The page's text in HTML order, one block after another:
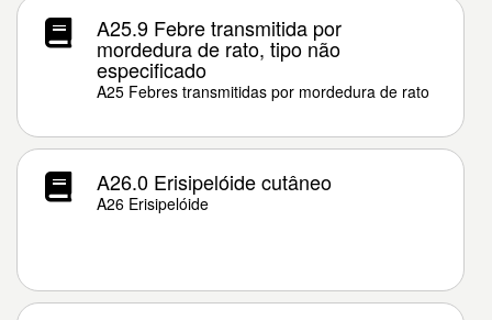
A25.9 Febre transmitida por
mordedura de rato, tipo não
especificado
A25 Febres transmitidas por mordedura de rato
A26.0 Erisipelóide cutâneo
A26 Erisipelóide